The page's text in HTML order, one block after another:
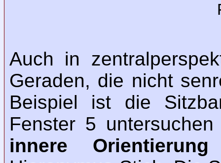
Auch in
Geraden, die nicht
Beispiel ist die
Fenster 5
innere Orientierung